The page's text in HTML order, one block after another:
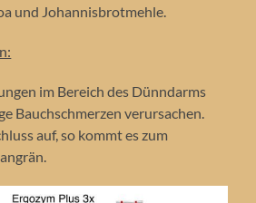
und Johannisbrotmehle.
im Bereich des Dünndarms
Bauchschmerzen verursachen.
auf, so kommt es zum